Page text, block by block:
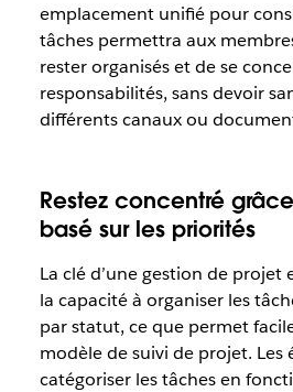
emplacement unifié pour
tâches permettra aux
rester organisés et de se
responsabilités, sans devoir
différents canaux ou
Restez concentré
basé sur les priorités
La clé d’une gestion de projet
la capacité à organiser les
par statut, ce que permet
modèle de suivi de projet. Les
catégoriser les tâches en